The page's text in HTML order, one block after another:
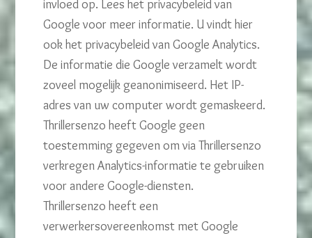
invloed op. Lees het privacybeleid van
Google voor meer informatie. U vindt hier
ook het privacybeleid van Google Analytics.
De informatie die Google verzamelt wordt
zoveel mogelijk geanonimiseerd. Het IP-
adres van uw computer wordt gemaskeerd.
Thrillersenzo heeft Google geen
toestemming gegeven om via Thrillersenzo
verkregen Analytics-informatie te gebruiken
voor andere Google-diensten.
Thrillersenzo heeft een
verwerkersovereenkomst met Google